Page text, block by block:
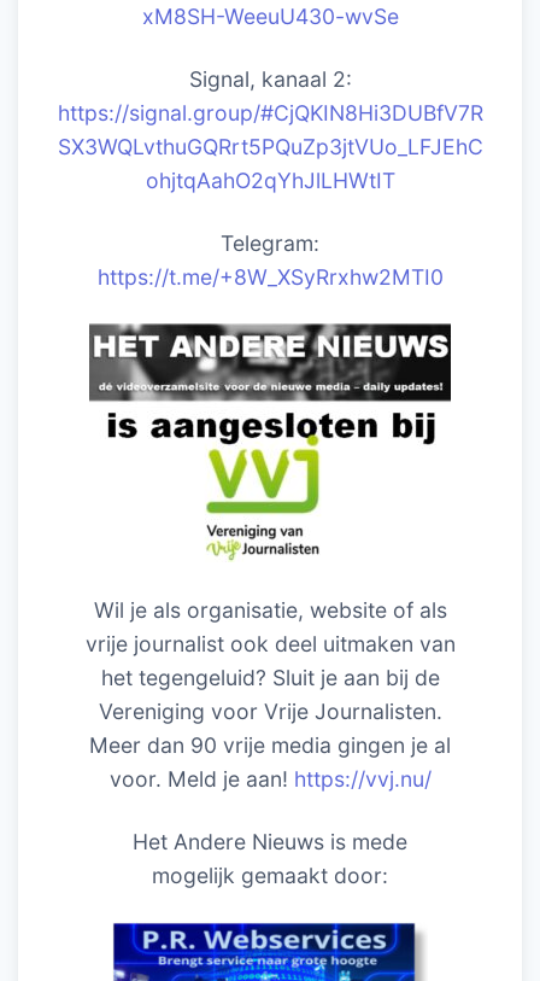
xM8SH-WeeuU430-wvSe
Signal, kanaal 2:
https://signal.group/#CjQKIN8Hi3DUBfV7R
SX3WQLvthuGQRrt5PQuZp3jtVUo_LFJEhC
ohjtqAahO2qYhJlLHWtIT
Telegram:
https://t.me/+8W_XSyRrxhw2MTI0
Wil je als organisatie, website of als
vrije journalist ook deel uitmaken van
het tegengeluid? Sluit je aan bij de
Vereniging voor Vrije Journalisten.
Meer dan 90 vrije media gingen je al
voor. Meld je aan! https://vvj.nu/
Het Andere Nieuws is mede
mogelijk gemaakt door: